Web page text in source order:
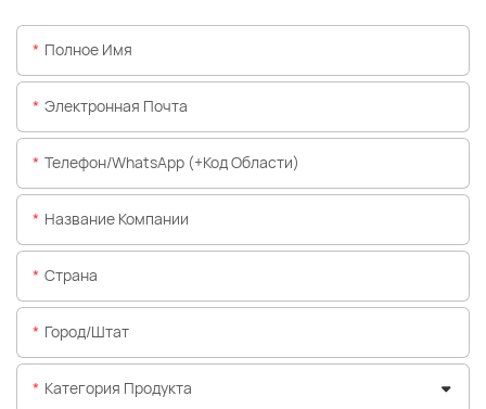
Полное Имя
Электронная Почта
Телефон/WhatsApp (+код Области)
Название Компании
Страна
Город/штат
Категория Продукта